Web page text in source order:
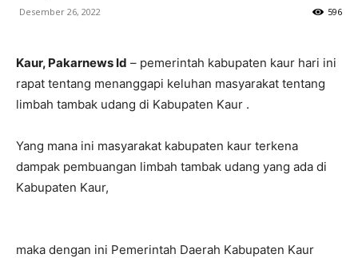
Desember 26, 2022 596
Kaur, Pakarnews Id – pemerintah kabupaten kaur hari ini
rapat tentang menanggapi keluhan masyarakat tentang
limbah tambak udang di Kabupaten Kaur .
Yang mana ini masyarakat kabupaten kaur terkena
dampak pembuangan limbah tambak udang yang ada di
Kabupaten Kaur,
maka dengan ini Pemerintah Daerah Kabupaten Kaur